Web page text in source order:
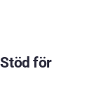
för